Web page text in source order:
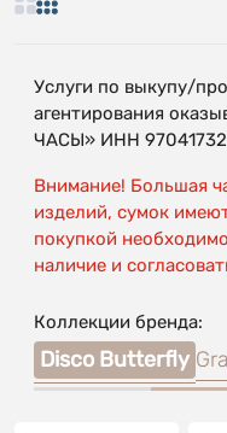
Услуги по выкупу/
агентирования
ЧАСЫ» ИНН
Внимание! Большая
изделий, сумок
покупкой
наличие и
Коллекции бренда:
Disco Butterfly